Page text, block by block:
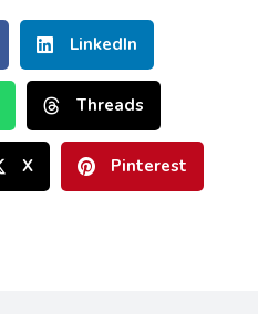
LinkedIn
Threads
X Pinterest